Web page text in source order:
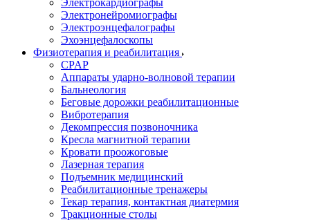
Электрокардиографы
Электронейромиографы
Электроэнцефалографы
Эхоэнцефалоскопы
Физиотерапия и реабилитация
CPAP
Аппараты ударно-волновой терапии
Бальнеология
Беговые дорожки реабилитационные
Вибротерапия
Декомпрессия позвоночника
Кресла магнитной терапии
Кровати проожоговые
Лазерная терапия
Подъемник медицинский
Реабилитационные тренажеры
Текар терапия, контактная диатермия
Тракционные столы